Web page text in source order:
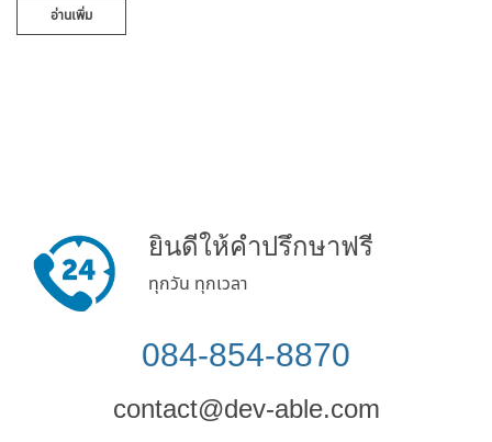
อ่านเพิ่ม
ยินดีให้คำปรึกษาฟรี
ทุกวัน ทุกเวลา
084-854-8870
contact@dev-able.com